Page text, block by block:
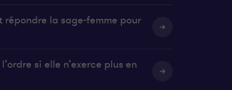
la sage-femme pour
si elle n’exerce plus en